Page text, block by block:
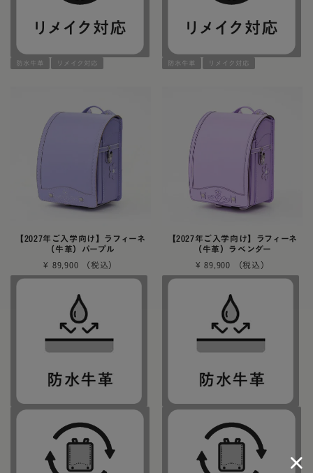
防水牛革 リメイク対応 防水牛革 リメイク対応
【2027年ご入学向け】ラフィーネ
（牛革）パープル
¥ 89,900
【2027年ご入学向け】ラフィーネ
（牛革）ラベンダー
¥ 89,900